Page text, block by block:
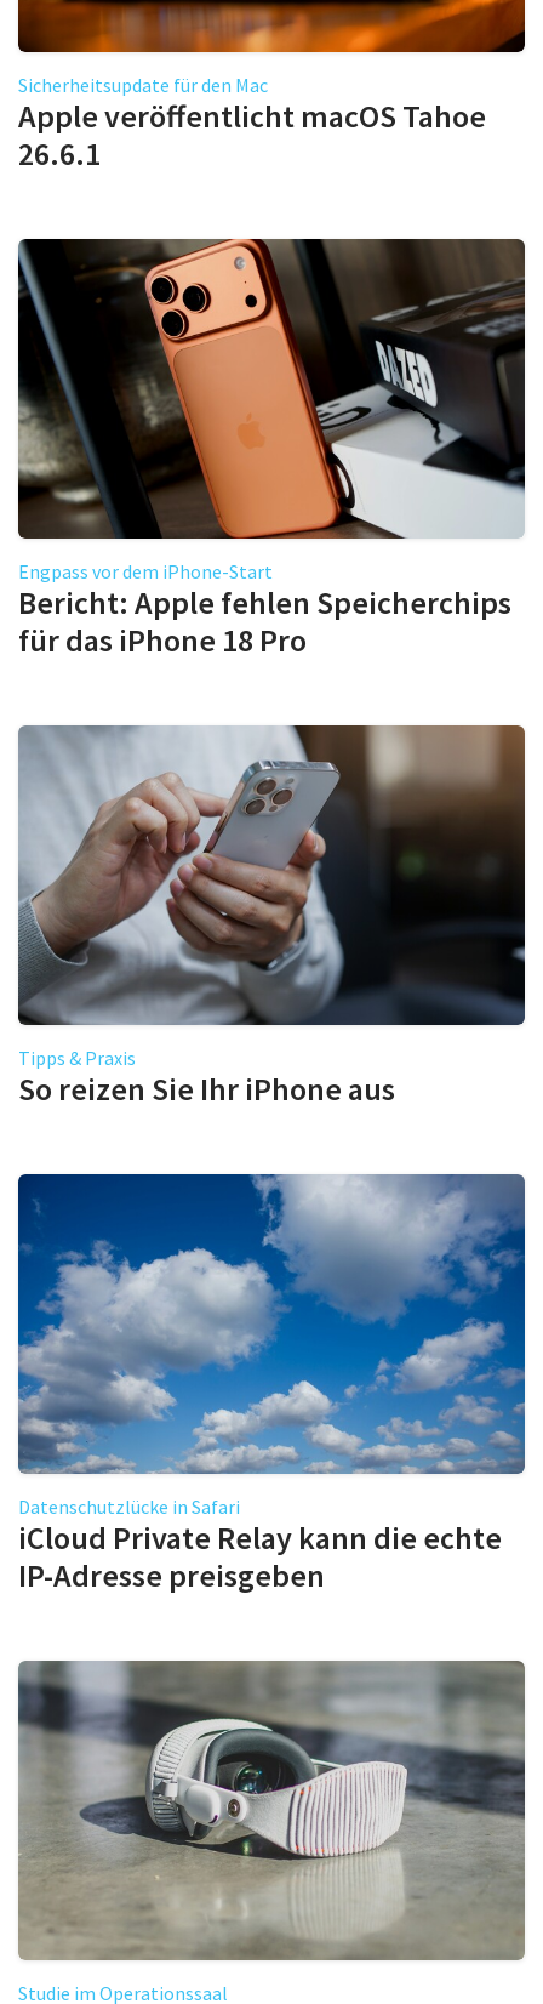
Sicherheitsupdate für den Mac
Apple veröffentlicht macOS Tahoe
26.6.1
Engpass vor dem iPhone-Start
Bericht: Apple fehlen Speicherchips
für das iPhone 18 Pro
Tipps & Praxis
So reizen Sie Ihr iPhone aus
Datenschutzlücke in Safari
iCloud Private Relay kann die echte
IP-Adresse preisgeben
Studie im Operationssaal